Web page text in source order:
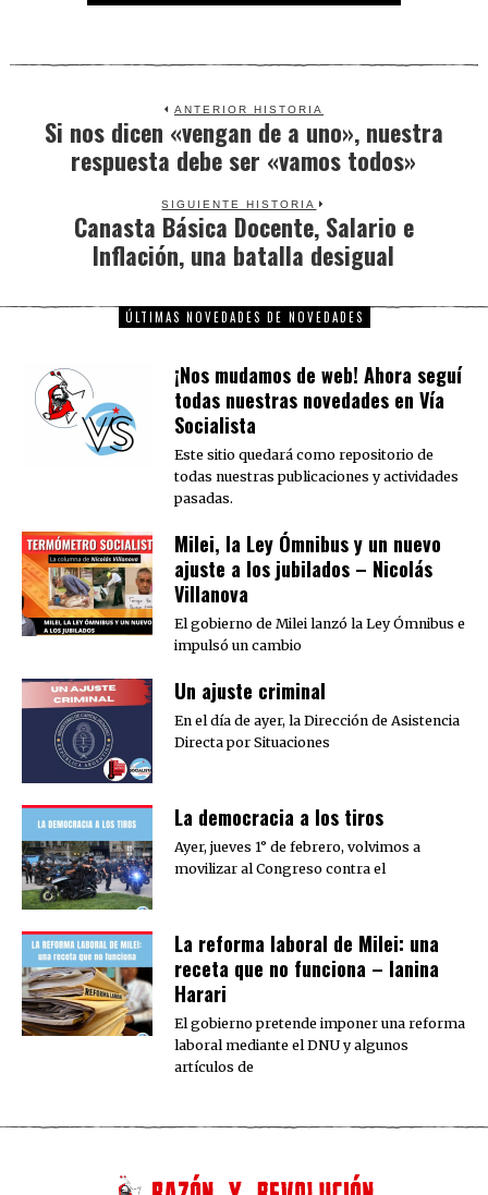
ANTERIOR HISTORIA
Previous
post:
Si nos dicen «vengan de a uno», nuestra
respuesta debe ser «vamos todos»
SIGUIENTE HISTORIA
Next
post:
Canasta Básica Docente, Salario e
Inflación, una batalla desigual
ÚLTIMAS NOVEDADES DE NOVEDADES
¡Nos mudamos de web! Ahora seguí
todas nuestras novedades en Vía
Socialista
Este sitio quedará como repositorio de
todas nuestras publicaciones y actividades
pasadas.
Milei, la Ley Ómnibus y un nuevo
ajuste a los jubilados – Nicolás
Villanova
El gobierno de Milei lanzó la Ley Ómnibus e
impulsó un cambio
Un ajuste criminal
En el día de ayer, la Dirección de Asistencia
Directa por Situaciones
La democracia a los tiros
Ayer, jueves 1° de febrero, volvimos a
movilizar al Congreso contra el
La reforma laboral de Milei: una
receta que no funciona – Ianina
Harari
El gobierno pretende imponer una reforma
laboral mediante el DNU y algunos
artículos de